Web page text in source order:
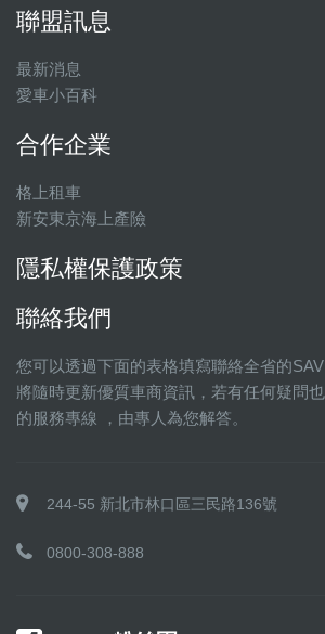
聯盟訊息
最新消息
愛車小百科
合作企業
格上租車
新安東京海上產險
隱私權保護政策
聯絡我們
您可以透過下面的表格填寫聯絡全省的
將隨時更新優質車商資訊，若有任何疑問
的服務專線 ，由專人為您解答。
244-55 新北市林口區三民路136號
0800-308-888